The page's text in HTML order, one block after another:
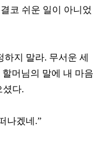
코 쉬운 일이 아니었
지 말라. 무서운 세
머님의 말에 내 마음
셨다.
나겠네.”